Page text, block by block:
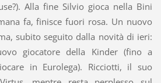
Alla fine Silvio gioca nella Bini
fa, finisce fuori rosa. Un nuovo
subito seguito dalla novità di ieri:
giocatore della Kinder (fino a
in Eurolega). Ricciotti, il suo